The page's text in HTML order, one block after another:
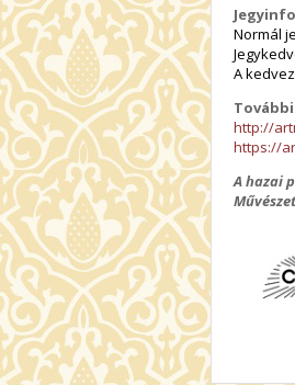
Normál
A
http://
https://
A hazai